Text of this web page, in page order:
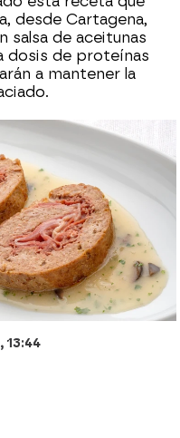
desde Cartagena,
salsa de aceitunas
dosis de proteínas
a mantener la
Así elabora
refrito y
13:44